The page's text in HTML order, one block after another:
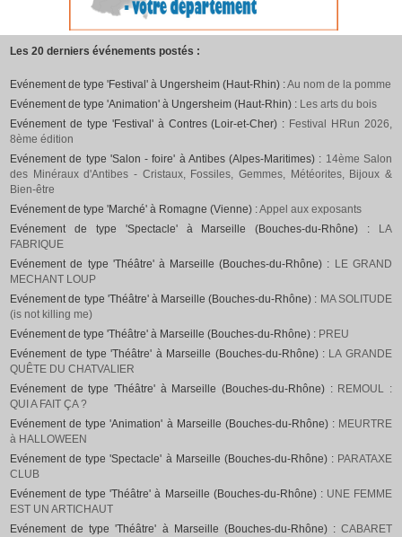
Les 20 derniers événements postés :
Evénement de type 'Festival' à Ungersheim (Haut-Rhin) :Au nom de la pomme
Evénement de type 'Animation' à Ungersheim (Haut-Rhin) : Les arts du bois
Evénement de type 'Festival' à Contres (Loir-et-Cher) : Festival HRun 2026,
8ème édition
Evénement de type 'Salon - foire' à Antibes (Alpes-Maritimes) : 14ème Salon
des Minéraux d'Antibes - Cristaux, Fossiles, Gemmes, Météorites, Bijoux &
Bien-être
Evénement de type 'Marché' à Romagne (Vienne) :Appel aux exposants
Evénement de type 'Spectacle' à Marseille (Bouches-du-Rhône) :
LA
FABRIQUE
Evénement de type 'Théâtre' à Marseille (Bouches-du-Rhône) : LE GRAND
MECHANT LOUP
Evénement de type 'Théâtre' à Marseille (Bouches-du-Rhône) : MA SOLITUDE
(is not killing me)
Evénement de type 'Théâtre' à Marseille (Bouches-du-Rhône) : PREU
Evénement de type 'Théâtre' à Marseille (Bouches-du-Rhône) : LA GRANDE
QUÊTE DU CHATVALIER
Evénement de type 'Théâtre' à Marseille (Bouches-du-Rhône) : REMOUL :
QUI A FAIT ÇA ?
Evénement de type 'Animation' à Marseille (Bouches-du-Rhône) : MEURTRE
à HALLOWEEN
Evénement de type 'Spectacle' à Marseille (Bouches-du-Rhône) : PARATAXE
CLUB
Evénement de type 'Théâtre' à Marseille (Bouches-du-Rhône) : UNE FEMME
EST UN ARTICHAUT
Evénement de type 'Théâtre' à Marseille (Bouches-du-Rhône) : CABARET